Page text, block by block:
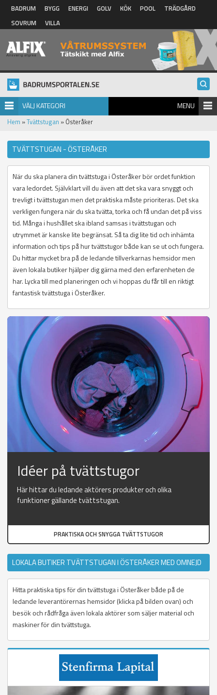
Hoppa till huvudinnehåll
BADRUM BYGG ENERGI GOLV KÖK POOL
TRÄDGÅRD
SOVRUM
VILLA
VÄLJ KATEGORI MENU
Hem »Tvättstugan » Österåker
TVÄTTSTUGAN - ÖSTERÅKER
När du ska planera din tvättstuga i Österåker bör ordet funktion
vara ledordet. Självklart vill du även att det ska vara snyggt och
trevligt i tvättstugan men det praktiska måste prioriteras. Det ska
verkligen fungera när du ska tvätta, torka och få undan det på viss
tid. Många i hushållet ska ibland samsas i tvättstugan och
utrymmet är kanske lite begränsat. Så ta dig lite tid och inhämta
information och tips på hur tvättstugor både kan se ut och fungera.
Du hittar mycket bra på de ledande tillverkarnas hemsidor men
även lokala butiker hjälper dig gärna med den erfarenheten de
har. Lycka till med planeringen och vi hoppas du får till en riktigt
fantastisk tvättstuga i Österåker.
Idéer på tvättstugor
Här hittar du ledande aktörers produkter och olika
funktioner gällande tvättstugan.
PRAKTISKA OCH SNYGGA TVÄTTSTUGOR
LOKALA BUTIKER TVÄTTSTUGAN I ÖSTERÅKER MED OMNEJD
Hitta praktiska tips för din tvättstuga i Österåker både på de
ledande leverantörernas hemsidor (klicka på bilden ovan) och
besök och rådfråga även lokala aktörer som säljer material och
maskiner för din tvättstuga.